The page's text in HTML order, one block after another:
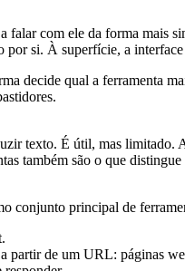
falar com ele da forma mais
por si. À superfície, a
decide qual a ferramenta
texto. É útil, mas limitado.
também são o que
conjunto principal de
partir de um URL: páginas